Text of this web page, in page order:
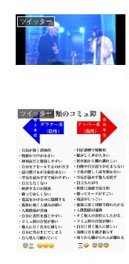
ツイッター
ツイッター